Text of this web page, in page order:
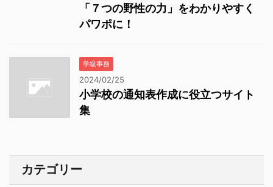
「７つの野性の力」をわかりやすく
パワポに！
学級事務
2024/02/25
小学校の通知表作成に役立つサイト
集
カテゴリー